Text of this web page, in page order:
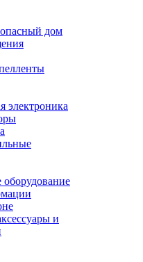
дом
электроника
и